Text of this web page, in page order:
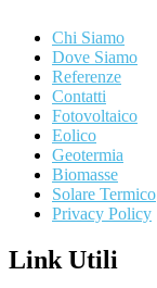
Chi Siamo
Dove Siamo
Referenze
Contatti
Fotovoltaico
Eolico
Geotermia
Biomasse
Solare Termico
Privacy Policy
Link Utili